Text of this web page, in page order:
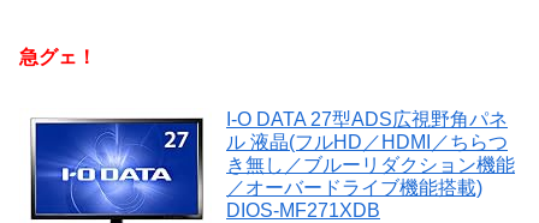
急グェ！
I-O DATA 27型ADS広視野角パネ
ル 液晶(フルHD／HDMI／ちらつ
き無し／ブルーリダクション機能
／オーバードライブ機能搭載)
DIOS-MF271XDB